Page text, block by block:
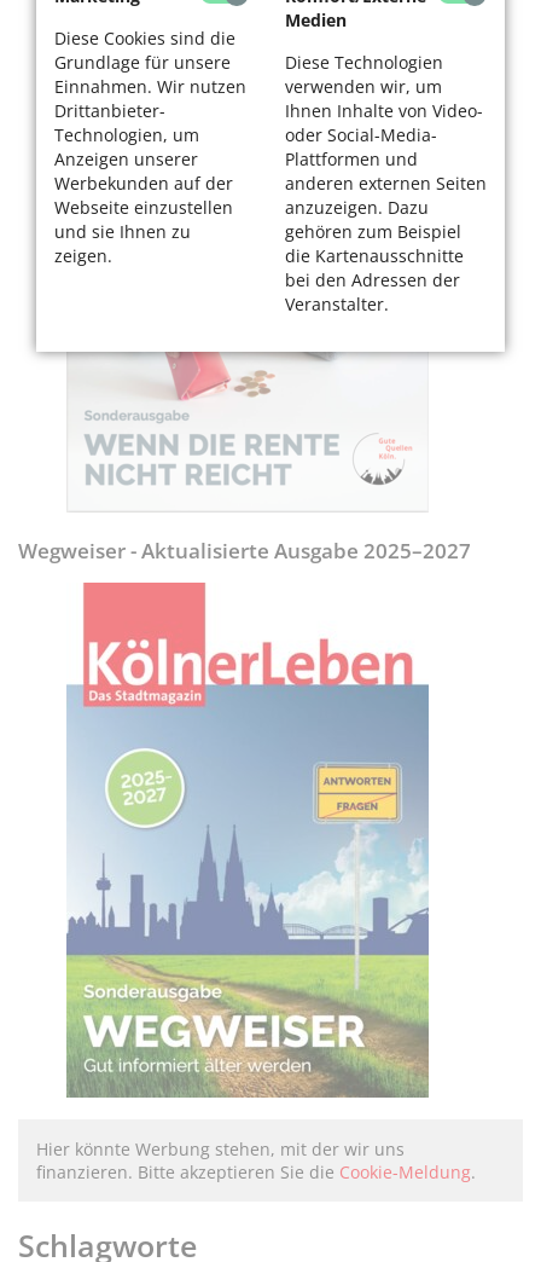
Diese Cookies sind die
Grundlage für unsere
Einnahmen. Wir nutzen
Drittanbieter-
Technologien, um
Anzeigen unserer
Werbekunden auf der
Webseite einzustellen
und sie Ihnen zu
zeigen.
Medien
Diese Technologien
verwenden wir, um
Ihnen Inhalte von Video-
oder Social-Media-
Plattformen und
anderen externen Seiten
anzuzeigen. Dazu
gehören zum Beispiel
die Kartenausschnitte
bei den Adressen der
Veranstalter.
Wegweiser - Aktualisierte Ausgabe 2025–2027
Hier könnte Werbung stehen, mit der wir uns
finanzieren. Bitte akzeptieren Sie die Cookie-Meldung.
Schlagworte